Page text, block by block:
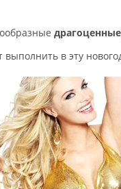
выполнить в эту